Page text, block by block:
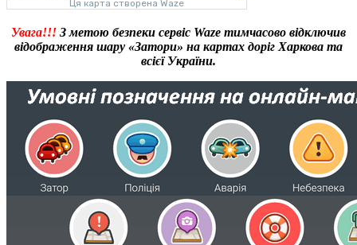
Увага!!! З метою безпеки сервіс Waze тимчасово відключив
відображення шару «Затори» на картах доріг Харкова та
всієї України.